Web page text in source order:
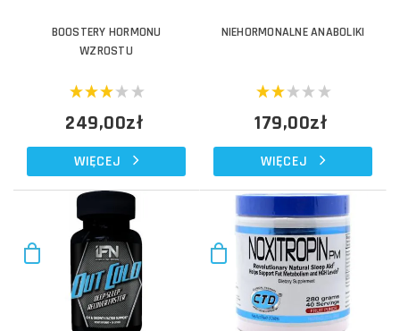
BOOSTERY HORMONU
WZROSTU
249,00zł
WIĘCEJ
NIEHORMONALNE ANABOLIKI
179,00zł
WIĘCEJ